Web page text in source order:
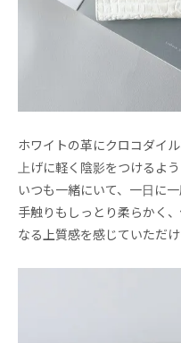
ホワイトの革にクロコダイ
上げに軽く陰影をつけるよ
いつも一緒にいて、一日に一
手触りもしっとり柔らかく
なる上質感を感じていただけ